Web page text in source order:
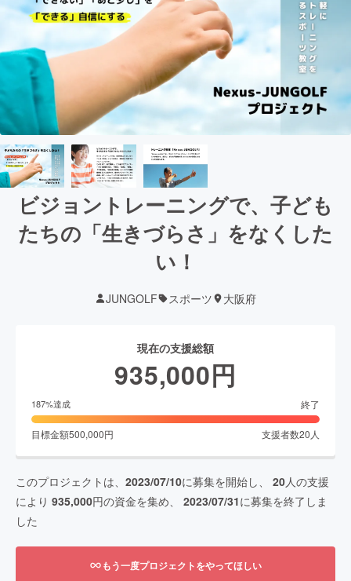
ビジョントレーニングで、子ども
たちの「生きづらさ」をなくした
い！
JUNGOLF スポーツ 大阪府
現在の支援総額
935,000円
187%達成 終了
目標金額500,000円 支援者数20 人
このプロジェクトは、 2023/07/10に募集を開始し、 20人の支援
により 935,000円の資金を集め、 2023/07/31に募集を終了しま
した
もう一度プロジェクトをやってほしい